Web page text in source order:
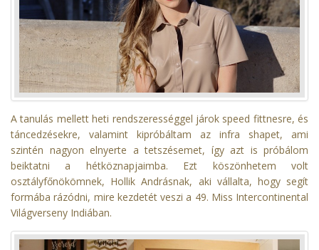
A tanulás mellett heti rendszerességgel járok speed fittnesre, és
táncedzésekre, valamint kipróbáltam az infra shapet, ami
szintén nagyon elnyerte a tetszésemet, így azt is próbálom
beiktatni a hétköznapjaimba. Ezt köszönhetem volt
osztályfőnökömnek, Hollik Andrásnak, aki vállalta, hogy segít
formába rázódni, mire kezdetét veszi a 49. Miss Intercontinental
Világverseny Indiában.